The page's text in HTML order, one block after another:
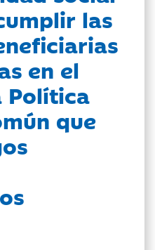
las
en el
Política
que